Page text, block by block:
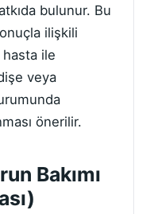
bulunur. Bu
ilişkili
hasta ile
veya
önerilir.
Bakımı